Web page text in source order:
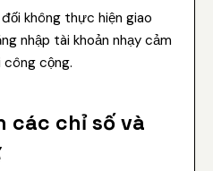
không thực hiện giao
nhập tài khoản nhạy cảm
công cộng.
các chỉ số và